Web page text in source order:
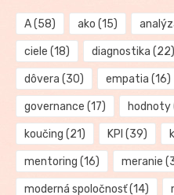
A(58) ako (15)
ciele (18) diagnostika (22)
dôvera (30) empatia (16)
governance (17) hodnoty
koučing (21) KPI (39)
mentoring (16) meranie
moderná spoločnosť(14)